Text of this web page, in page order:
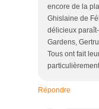
encore de la
Ghislaine de
délicieux
Gardens,
Tous ont fait
Répondre